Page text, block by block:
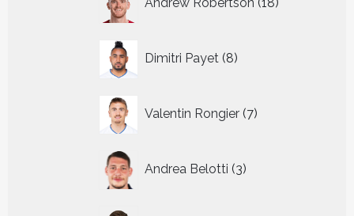
producten
Dimitri Payet 8
producten
Valentin Rongier 7
producten
Andrea Belotti 3
producten